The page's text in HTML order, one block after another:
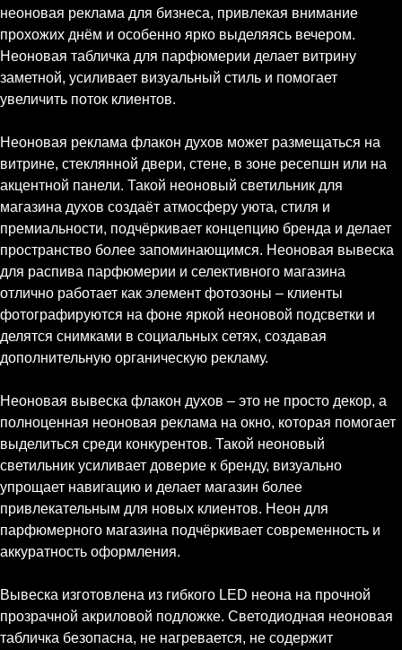
неоновая реклама для бизнеса, привлекая внимание
прохожих днём и особенно ярко выделяясь вечером.
Неоновая табличка для парфюмерии делает витрину
заметной, усиливает визуальный стиль и помогает
увеличить поток клиентов.
Неоновая реклама флакон духов может размещаться на
витрине, стеклянной двери, стене, в зоне ресепшн или на
акцентной панели. Такой неоновый светильник для
магазина духов создаёт атмосферу уюта, стиля и
премиальности, подчёркивает концепцию бренда и делает
пространство более запоминающимся. Неоновая вывеска
для распива парфюмерии и селективного магазина
отлично работает как элемент фотозоны – клиенты
фотографируются на фоне яркой неоновой подсветки и
делятся снимками в социальных сетях, создавая
дополнительную органическую рекламу.
Неоновая вывеска флакон духов – это не просто декор, а
полноценная неоновая реклама на окно, которая помогает
выделиться среди конкурентов. Такой неоновый
светильник усиливает доверие к бренду, визуально
упрощает навигацию и делает магазин более
привлекательным для новых клиентов. Неон для
парфюмерного магазина подчёркивает современность и
аккуратность оформления.
Вывеска изготовлена из гибкого LED неона на прочной
прозрачной акриловой подложке. Светодиодная неоновая
табличка безопасна, не нагревается, не содержит